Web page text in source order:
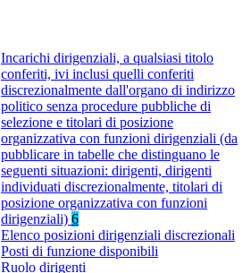
Incarichi dirigenziali, a qualsiasi titolo
conferiti, ivi inclusi quelli conferiti
discrezionalmente dall'organo di indirizzo
politico senza procedure pubbliche di
selezione e titolari di posizione
organizzativa con funzioni dirigenziali (da
pubblicare in tabelle che distinguano le
seguenti situazioni: dirigenti, dirigenti
individuati discrezionalmente, titolari di
posizione organizzativa con funzioni
dirigenziali) 6
Elenco posizioni dirigenziali discrezionali
Posti di funzione disponibili
Ruolo dirigenti